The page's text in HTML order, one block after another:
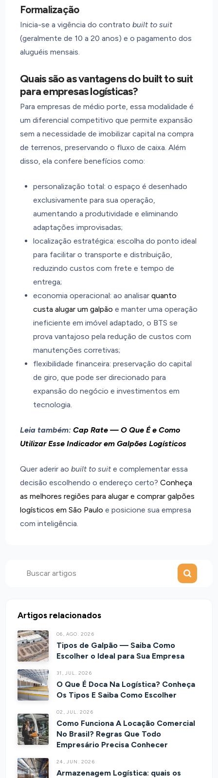
Formalização
Inicia-se a vigência do contratobuilt to suit
(geralmente de 10 a 20 anos) e o pagamento dos
aluguéis mensais.
Quais são as vantagens do built to suit
para empresas logísticas?
Para empresas de médio porte, essa modalidade é
um diferencial competitivo que permite expansão
sem a necessidade de imobilizar capital na compra
de terrenos, preservando o fluxo de caixa. Além
disso, ela confere benefícios como:
personalização total: o espaço é desenhado
exclusivamente para sua operação,
aumentando a produtividade e eliminando
adaptações improvisadas;
localização estratégica: escolha do ponto ideal
para facilitar o transporte e distribuição,
reduzindo custos com frete e tempo de
entrega;
economia operacional: ao analisar quanto
custa alugar um galpão e manter uma operação
ineficiente em imóvel adaptado, o BTS se
prova vantajoso pela redução de custos com
manutenções corretivas;
flexibilidade financeira: preservação do capital
de giro, que pode ser direcionado para
expansão do negócio e investimentos em
tecnologia.
Leia também:Cap Rate — O Que É e Como
Utilizar Esse Indicador em Galpões Logísticos
Quer aderir aobuilt to suit e complementar essa
decisão escolhendo o endereço certo?Conheça
as melhores regiões para alugar e comprar galpões
logísticos em São Paulo e posicione sua empresa
com inteligência.
Enviar
Artigos relacionados
06, AGO. 2026
Tipos de Galpão — Saiba Como
Escolher o Ideal para Sua Empresa
31, JUL. 2026
O Que É Doca Na Logística? Conheça
Os Tipos E Saiba Como Escolher
02, JUL. 2026
Como Funciona A Locação Comercial
No Brasil? Regras Que Todo
Empresário Precisa Conhecer
24, JUN. 2026
Armazenagem Logística: quais os